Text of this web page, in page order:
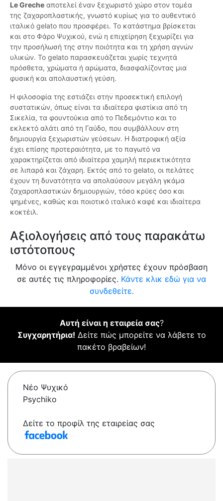
Le Greche αποτελεί έναν ξεχωριστό χώρο στον τομέα
της ζαχαροπλαστικής, γνωστό κυρίως για το αυθεντικό
ιταλικό gelato που προσφέρει. Το κατάστημα βρίσκεται
και στο Φάρο Ψυχικού, ενώ η επιχείρηση ξεχωρίζει για
την προσήλωσή της στην ποιότητα και τη χρήση αγνών
υλικών. Το gelato παρασκευάζεται χωρίς τεχνητά
πρόσθετα, χρώματα ή αρώματα, διασφαλίζοντας μια
φυσική και απολαυστική γεύση.
Η φιλοσοφία της εστιάζει στην προσεκτική επιλογή
συστατικών, όπως είναι τα ιδιαίτερα φιστίκια από τη
Σικελία, τα φουντούκια από το Πεδεμόντιο και το
εκλεκτό αλάτι από τη Γαύδο, που συμβάλλουν στη
δημιουργία ξεχωριστών γεύσεων. Η διατροφική αξία
έχει επίσης προτεραιότητα, με το παγωτό να
χαρακτηρίζεται από ιδιαίτερα χαμηλή περιεκτικότητα
σε λιπαρά και ζάχαρη. Εκτός από το gelato, οι πελάτες
έχουν τη δυνατότητα να απολαύσουν μεγάλη γκάμα
ζαχαροπλαστικών δημιουργιών, τόσο κρύες όσο και
ψημένες, καθώς και ποιοτικό ιταλικό καφέ και ιδιαίτερα
κοκτέιλ.
Αξιολογήσεις από τους παρακάτω
ιστότοπους
Μόνο οι εγγεγραμμένοι χρήστες έχουν πρόσβαση
σε αυτές τις πληροφορίες. Κάντε κλικ εδώ για να
συνδεθείτε.
Αυτή είναι η εταιρεία σας?
Συγχαρητήρια! Δείτε πώς μπορείτε να λάβετε το
πακέτο βραβείων!
Νέο Ψυχικό
Psychiko
Δείτε το προφίλ της εταιρείας σας